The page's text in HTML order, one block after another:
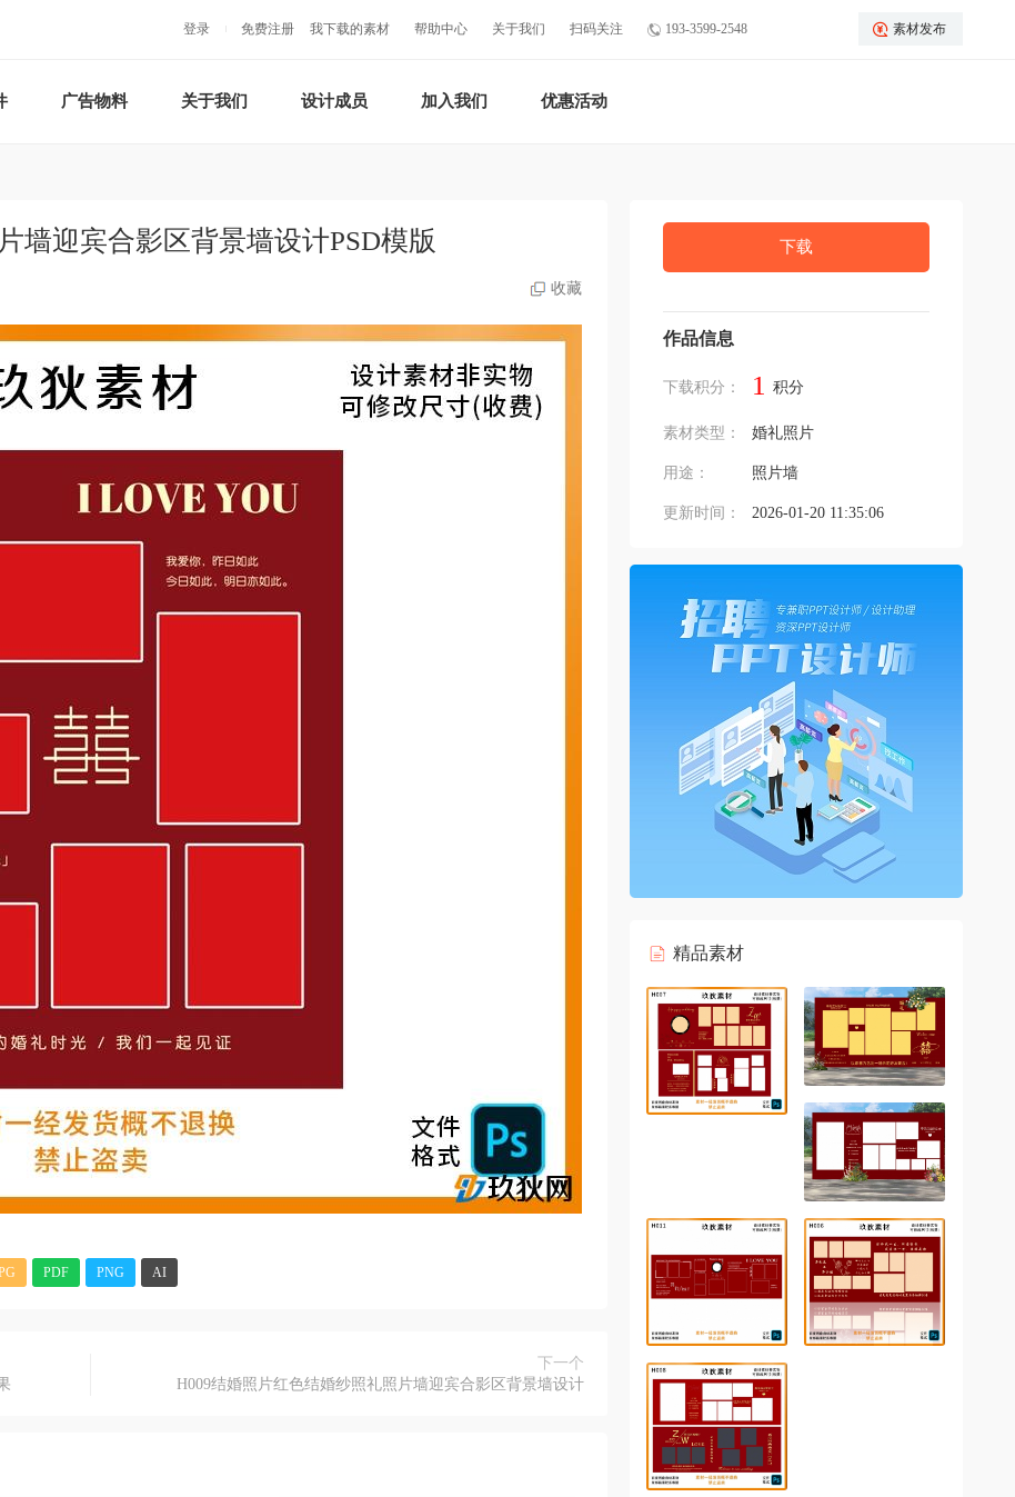
素材发布
193-3599-2548
我下载的素材 帮助中心 关于我们 扫码关注
登录 免费注册
广告物料 关于我们 设计成员 加入我们 优惠活动
墙迎宾合影区背景墙设计PSD模版
收藏
PDF PNG AI
下一个
H009结婚照片红色结婚纱照礼照片墙迎宾合影区背景墙设计
下载
作品信息
下载积分： 1 积分
素材类型： 婚礼照片
用途： 照片墙
更新时间： 2026-01-20 11:35:06
精品素材